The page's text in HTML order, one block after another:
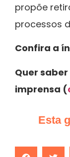
propõe
processos
Confira a
Quer
imprensa (
Esta